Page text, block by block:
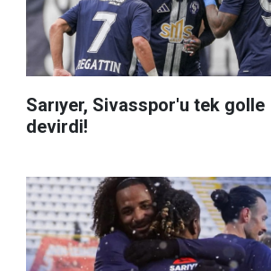
Sarıyer, Sivasspor'u tek golle
devirdi!